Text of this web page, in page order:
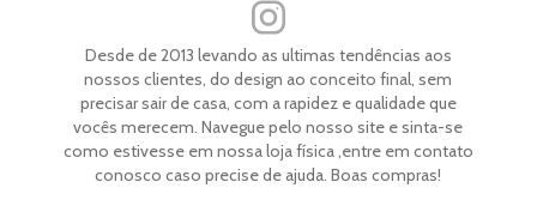
Desde de 2013 levando as ultimas tendências aos
nossos clientes, do design ao conceito final, sem
precisar sair de casa, com a rapidez e qualidade que
vocês merecem. Navegue pelo nosso site e sinta-se
como estivesse em nossa loja física ,entre em contato
conosco caso precise de ajuda. Boas compras!